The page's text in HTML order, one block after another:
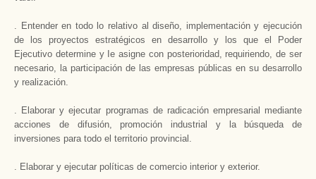
. Entender en todo lo relativo al diseño, implementación y ejecución
de los proyectos estratégicos en desarrollo y los que el Poder
Ejecutivo determine y Ie asigne con posterioridad, requiriendo, de ser
necesario, la participación de las empresas públicas en su desarrollo
y realización.
. Elaborar y ejecutar programas de radicación empresarial mediante
acciones de difusión, promoción industrial y la búsqueda de
inversiones para todo el territorio provincial.
. Elaborar y ejecutar políticas de comercio interior y exterior.